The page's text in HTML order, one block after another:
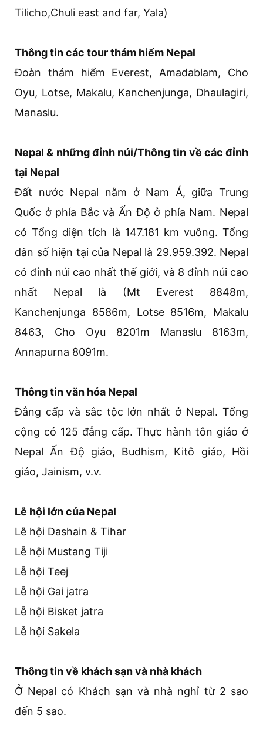
Tilicho,Chuli east and far, Yala)
Thông tin các tour thám hiểm Nepal
Đoàn thám hiểm Everest, Amadablam, Cho
Oyu, Lotse, Makalu, Kanchenjunga, Dhaulagiri,
Manaslu.
Nepal & những đỉnh núi/Thông tin về các đỉnh
tại Nepal
Đất nước Nepal nằm ở Nam Á, giữa Trung
Quốc ở phía Bắc và Ấn Độ ở phía Nam. Nepal
có Tổng diện tích là 147.181 km vuông. Tổng
dân số hiện tại của Nepal là 29.959.392. Nepal
có đỉnh núi cao nhất thế giới, và 8 đỉnh núi cao
nhất Nepal là (Mt Everest 8848m,
Kanchenjunga 8586m, Lotse 8516m, Makalu
8463, Cho Oyu 8201m Manaslu 8163m,
Annapurna 8091m.
Thông tin văn hóa Nepal
Đẳng cấp và sắc tộc lớn nhất ở Nepal. Tổng
cộng có 125 đẳng cấp. Thực hành tôn giáo ở
Nepal Ấn Độ giáo, Budhism, Kitô giáo, Hồi
giáo, Jainism, v.v.
Lễ hội lớn của Nepal
Lễ hội Dashain & Tihar
Lễ hội Mustang Tiji
Lễ hội Teej
Lễ hội Gai jatra
Lễ hội Bisket jatra
Lễ hội Sakela
Thông tin về khách sạn và nhà khách
Ở Nepal có Khách sạn và nhà nghỉ từ 2 sao
đến 5 sao.